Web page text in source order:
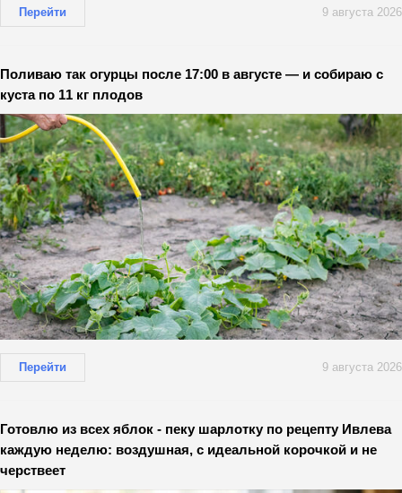
Перейти 9 августа 2026
Поливаю так огурцы после 17:00 в августе — и собираю с
куста по 11 кг плодов
Перейти 9 августа 2026
Готовлю из всех яблок - пеку шарлотку по рецепту Ивлева
каждую неделю: воздушная, с идеальной корочкой и не
черствеет